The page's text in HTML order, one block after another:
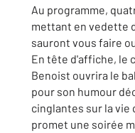
Au programme,
mettant en vedette
sauront vous faire
En tête d'affiche, le
Benoist ouvrira le
pour son humour
cinglantes sur la vie
promet une soirée